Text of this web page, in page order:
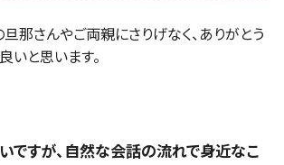
那さんやご両親にさりげなく、ありがとう
いと思います。
いですが、自然な会話の流れで身近なこ